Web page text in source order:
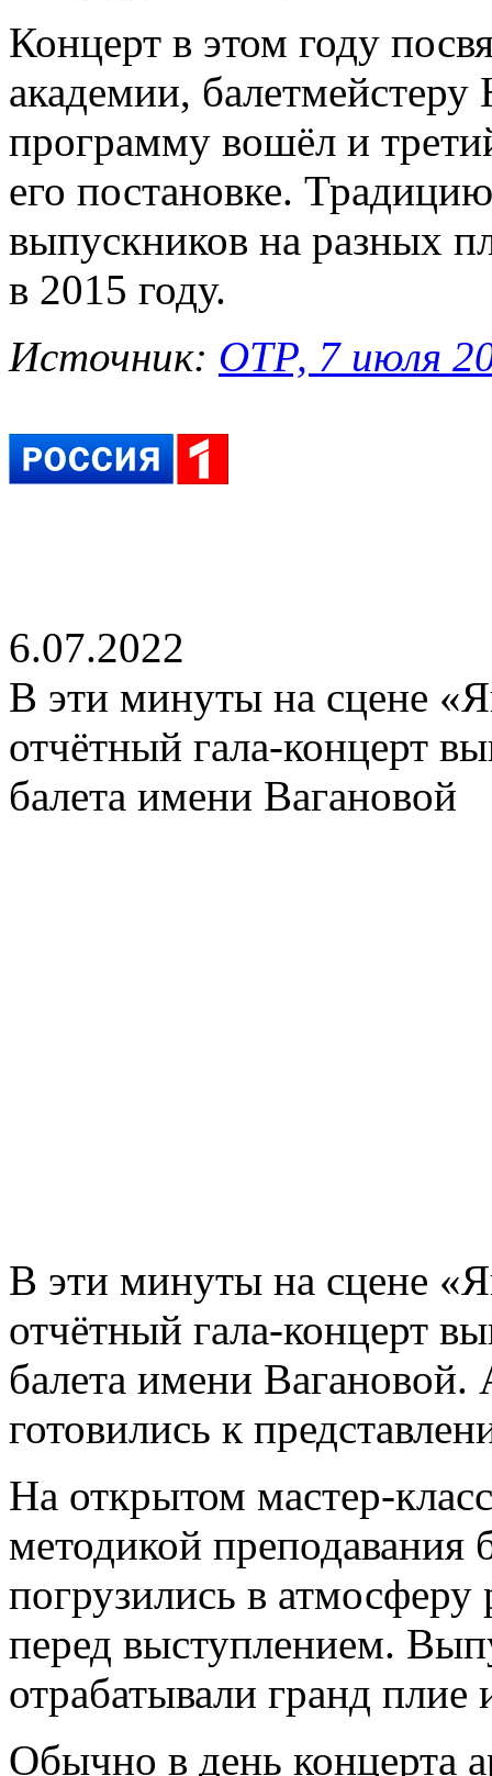
Концерт в этом году
академии,
программу вошёл и
его постановке.
выпускников на разных
в 2015 году.
Источник: ОТР, 7 июля
6.07.2022
В эти минуты на сцене
отчётный гала-концерт
балета имени Вагановой
В эти минуты на сцене
отчётный гала-концерт
балета имени
готовились к
На открытом мастер-
методикой преподавания
погрузились в
перед выступлением.
отрабатывали гранд плие
Обычно в день концерта